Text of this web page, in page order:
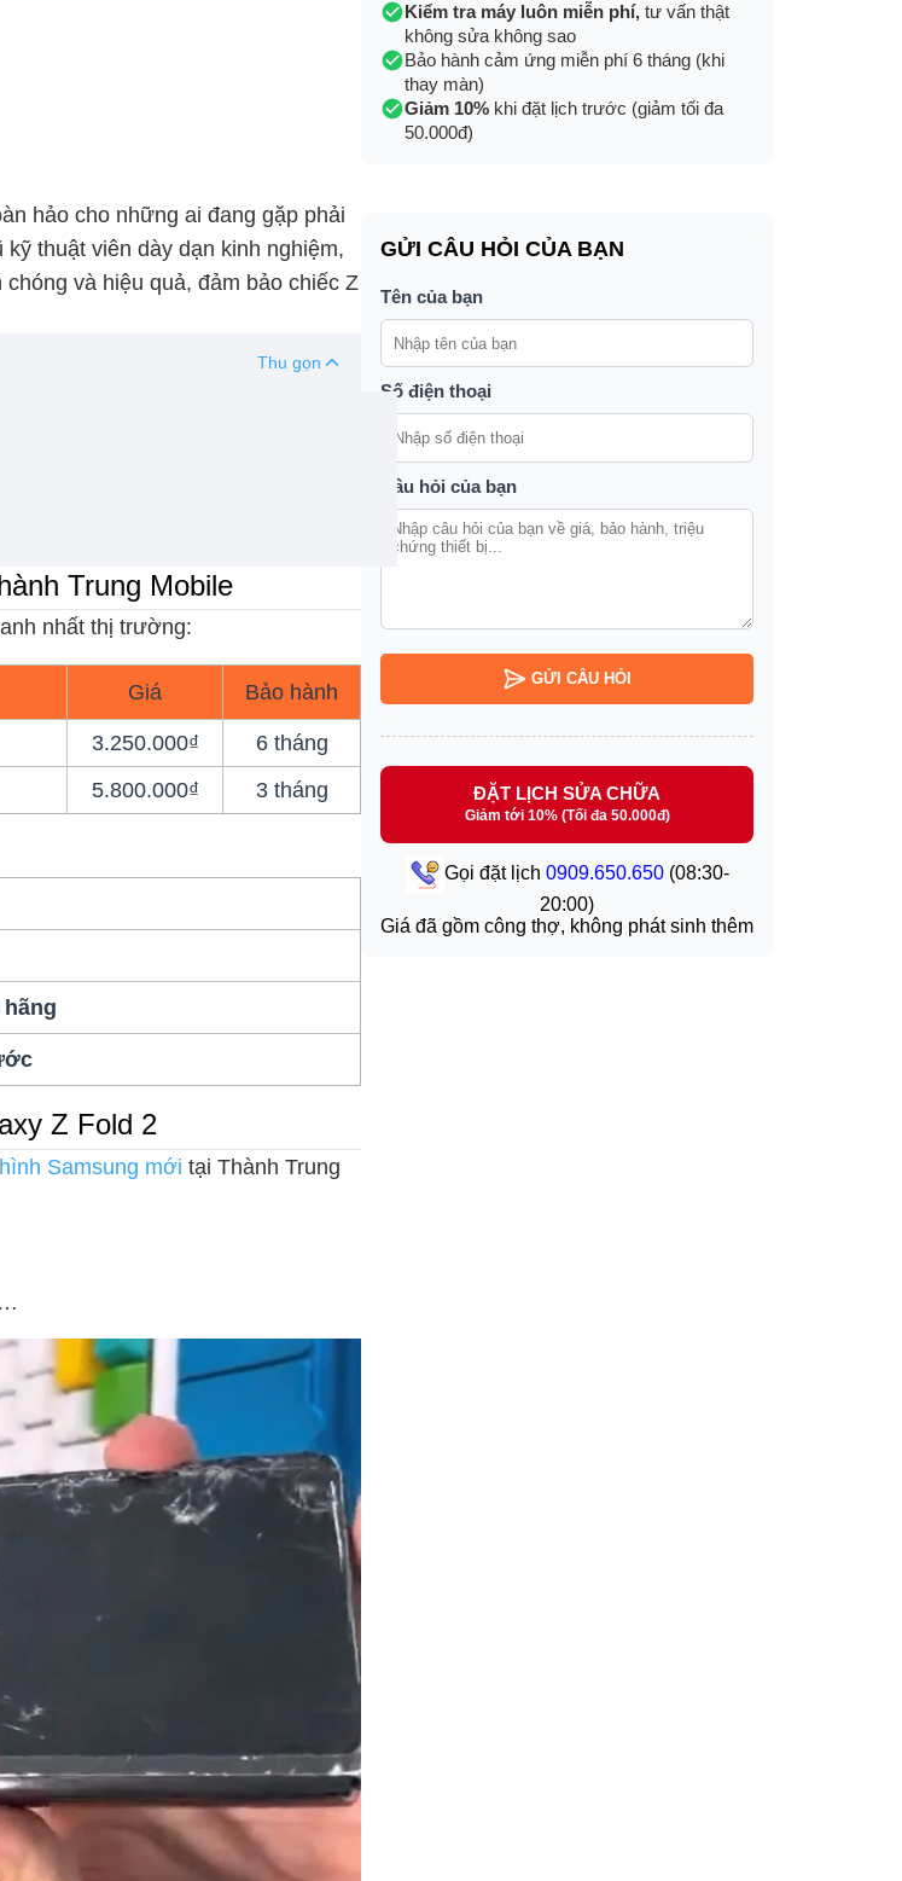
hảo cho những ai đang gặp phải
thuật viên dày dạn kinh nghiệm,
và hiệu quả, đảm bảo chiếc Z
Thu gọn
Trung Mobile
nhất thị trường:
Giá Bảo hành
3.250.000₫
6 tháng
5.800.000₫ 3 tháng
Z Fold 2
Samsung mới tại Thành Trung
Kiểm tra máy luôn miễn phí, tư vấn thật
không sửa không sao
Bảo hành cảm ứng miễn phí 6 tháng (khi
thay màn)
Giảm 10% khi đặt lịch trước (giảm tối đa
50.000đ)
GỬI CÂU HỎI CỦA BẠN
Tên của bạn
Số điện thoại
Câu hỏi của bạn
GỬI CÂU HỎI
ĐẶT LỊCH SỬA CHỮA
Giảm tới 10% (Tối đa 50.000đ)
Gọi đặt lịch 0909.650.650(08:30-
20:00)
Giá đã gồm công thợ, không phát sinh thêm